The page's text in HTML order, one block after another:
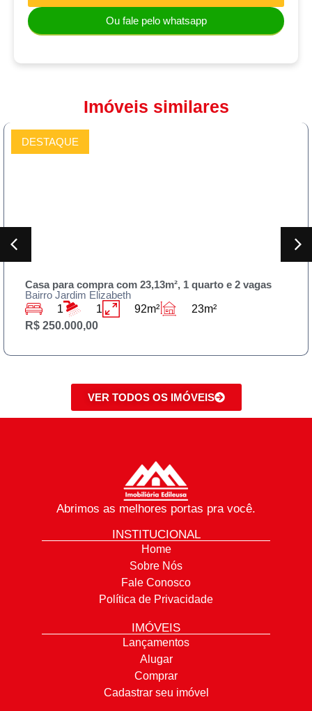
Ou fale pelo whatsapp
Imóveis similares
DESTAQUE
Casa para compra com 23,13m², 1 quarto e 2 vagas
Bairro Jardim Elizabeth
1
1 92m²
23m²
R$ 250.000,00
VER TODOS OS IMÓVEIS
Abrimos as melhores portas pra você.
INSTITUCIONAL
Home
Sobre Nós
Fale Conosco
Política de Privacidade
IMÓVEIS
Lançamentos
Alugar
Comprar
Cadastrar seu imóvel